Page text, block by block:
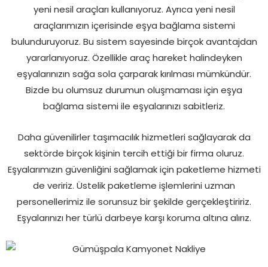
yeni nesil araçları kullanıyoruz. Ayrıca yeni nesil
araçlarımızın içerisinde eşya bağlama sistemi
bulunduruyoruz. Bu sistem sayesinde birçok avantajdan
yararlanıyoruz. Özellikle araç hareket halindeyken
eşyalarınızın sağa sola çarparak kırılması mümkündür.
Bizde bu olumsuz durumun oluşmaması için eşya
bağlama sistemi ile eşyalarınızı sabitleriz.
Daha güvenilirler taşımacılık hizmetleri sağlayarak da
sektörde birçok kişinin tercih ettiği bir firma oluruz.
Eşyalarımızın güvenliğini sağlamak için paketleme hizmeti
de veririz. Üstelik paketleme işlemlerini uzman
personellerimiz ile sorunsuz bir şekilde gerçekleştiririz.
Eşyalarınızı her türlü darbeye karşı koruma altına alırız.